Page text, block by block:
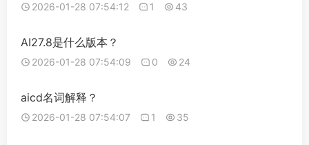
2026-01-28 07:54:12 1 43
AI27.8是什么版本？
2026-01-28 07:54:09 0 24
aicd名词解释？
2026-01-28 07:54:07 1 35